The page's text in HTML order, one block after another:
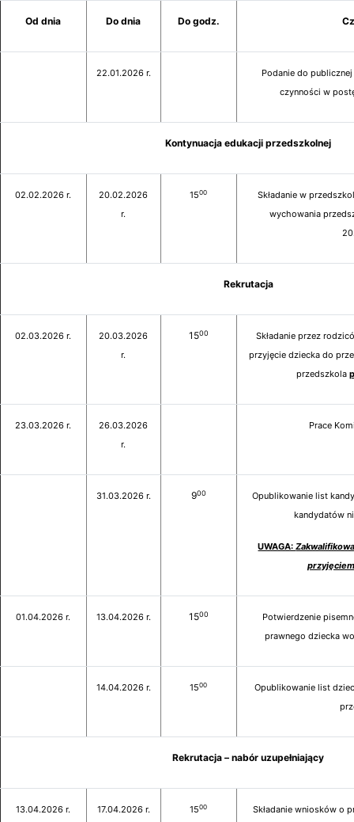
Od dnia Do dnia Do godz.
22.01.2026 r.
Podanie do
czynności w
Kontynuacja edukacji przedszkolnej
02.02.2026 r.
20.02.2026
r.
1500
Składanie w
wychowania
Rekrutacja
02.03.2026 r.
20.03.2026
r.
1500
Składanie przez
przyjęcie dziecka do
przedszkola
23.03.2026 r.
26.03.2026
r.
Prace
31.03.2026 r. 900
Opublikowanie list
kandydatów
UWAGA:
01.04.2026 r. 13.04.2026 r. 1500
Potwierdzenie
prawnego dziecka
14.04.2026 r. 1500
Opublikowanie list
Rekrutacja – nabór uzupełniający
13.04.2026 r. 17.04.2026 r. 1500
Składanie wniosków o